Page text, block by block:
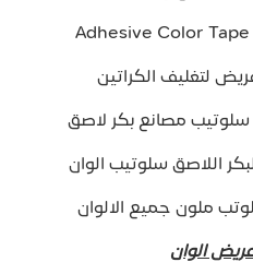
لتغليف الكراتين
مصانع بكر لاصق
اللاصق سلوتيب الوان
ملون جميع الالوان
الوان